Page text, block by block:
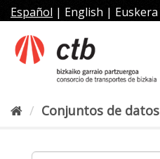
al
contenido
Español | English | Euskera
Conjuntos de datos